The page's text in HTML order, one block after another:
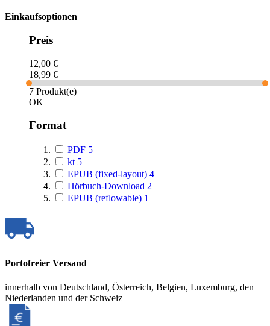
Einkaufsoptionen
Preis
12,00 €
18,99 €
7 Produkt(e)
OK
Format
PDF 5
kt 5
EPUB (fixed-layout) 4
Hörbuch-Download 2
EPUB (reflowable) 1
Portofreier Versand
innerhalb von Deutschland, Österreich, Belgien, Luxemburg, den
Niederlanden und der Schweiz